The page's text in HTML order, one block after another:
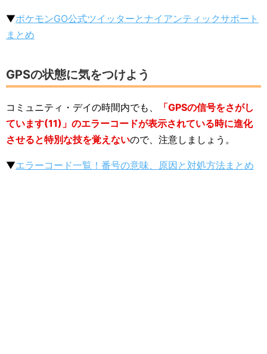
▼ポケモンGO公式ツイッターとナイアンティックサポート
まとめ
GPSの状態に気をつけよう
コミュニティ・デイの時間内でも、
「GPSの信号をさがし
ています(11)」のエラーコードが表示されている時に進化
させると特別な技を覚えないので、注意しましょう。
▼エラーコード一覧！番号の意味、原因と対処方法まとめ